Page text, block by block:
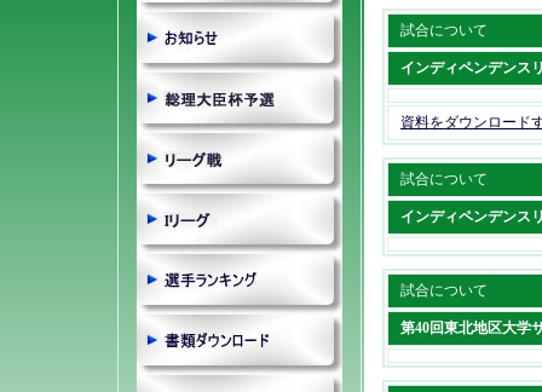
試合について
インディペンデン
資料をダウンロード
試合について
インディペンデンス
試合について
第40回東北地区大学